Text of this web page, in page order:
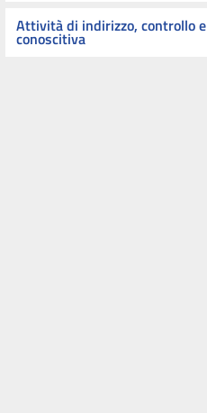
Attività di indirizzo, controllo e
conoscitiva